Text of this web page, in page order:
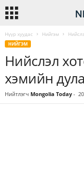
Нүүр хуудас Нийгэм
НИЙГЭМ
Нийслэл
хэмийн
Нийтлэгч Mongolia Today -